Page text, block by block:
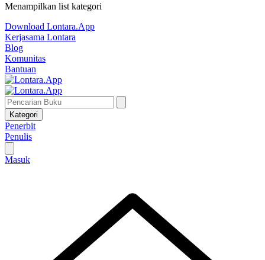
Menampilkan list kategori
Download Lontara.App
Kerjasama Lontara
Blog
Komunitas
Bantuan
Kategori
Penerbit
Penulis
Masuk